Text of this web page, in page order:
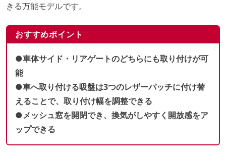
きる万能モデルです。
おすすめポイント
●車体サイド・リアゲートのどちらにも取り付けが可
能
●車へ取り付ける吸盤は3つのレザーパッチに付け替
えることで、取り付け幅を調整できる
●メッシュ窓を開閉でき、換気がしやすく開放感をア
ップできる